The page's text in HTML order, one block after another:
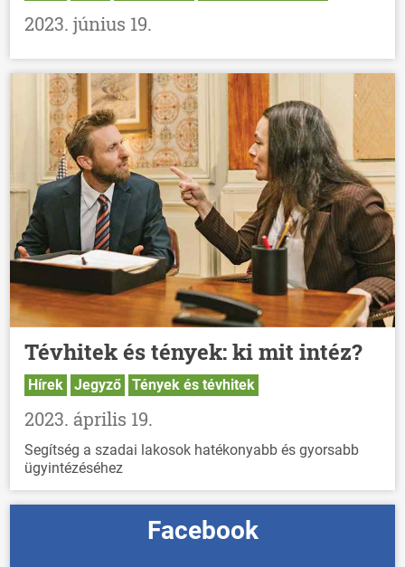
2023. június 19.
Tévhitek és tények: ki mit intéz?
Hírek Jegyző Tények és tévhitek
2023. április 19.
Segítség a szadai lakosok hatékonyabb és gyorsabb
ügyintézéséhez
Facebook